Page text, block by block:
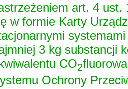
art. 4 ust.
w formie Karty
3 kg substancji
CO2
Ochrony